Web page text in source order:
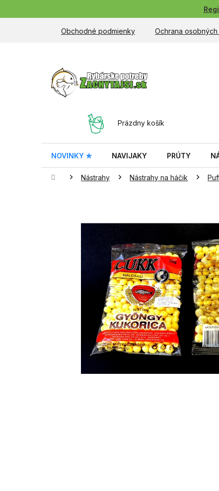
Obchodné podmienky Ochrana
NÁKUPNÝ
Prázdny košík
NOVINKY ✮ NAVIJAKY PRÚTY
DomovNástrahy Nástrahy na háčik